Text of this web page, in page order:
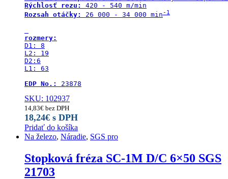
Rýchlosť rezu:
Rozsah otáčky:
26 000 - 34 000 min-1
rozmery:
D1: 8
L2: 19
D2:6
L1: 63
EDP No.:
23878
SKU: 102937
14,83€ bez DPH
18,24€ s DPH
Pridať do košíka
Na železo, Náradie, SGS pro
Stopková fréza SC-1M D/C 6×50 SGS
21703